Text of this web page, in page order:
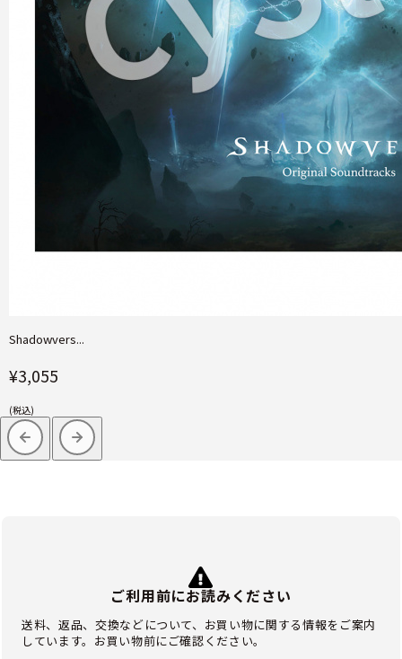
Shadowvers...
¥3,055
(税込)
ご利用前にお読みください
送料、返品、交換などについて、お買い物に関する情報をご案内
しています。お買い物前にご確認ください。